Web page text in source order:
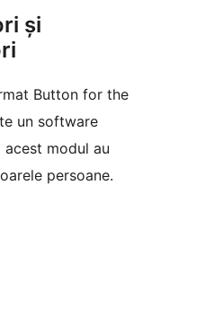
și
Button for the
un software
modul au
persoane.